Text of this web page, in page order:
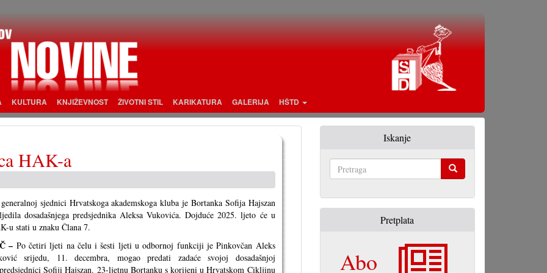
KULTURA KNJIŽEVNOST ŽIVOTNI STIL KARIKATURA GALERIJA HŠTD
HAK-a
sjednici Hrvatskoga akademskoga kluba je Bortanka Sofija Hajszan
dosadašnjega predsjednika Aleksa Vukovića. Dojduće 2025. ljeto će u
u stati u znaku Člana 7.
– Po četiri ljeti na čelu i šesti ljeti u odbornoj funkciji je Pinkovčan Aleks
srijedu, 11. decembra, mogao predati zadaće svojoj dosadašnjoj
Sofiji Hajszan. 23-ljetnu Bortanku s korijeni u Hrvatskom Cikljinu
Iskanje
Pretplata
Abo